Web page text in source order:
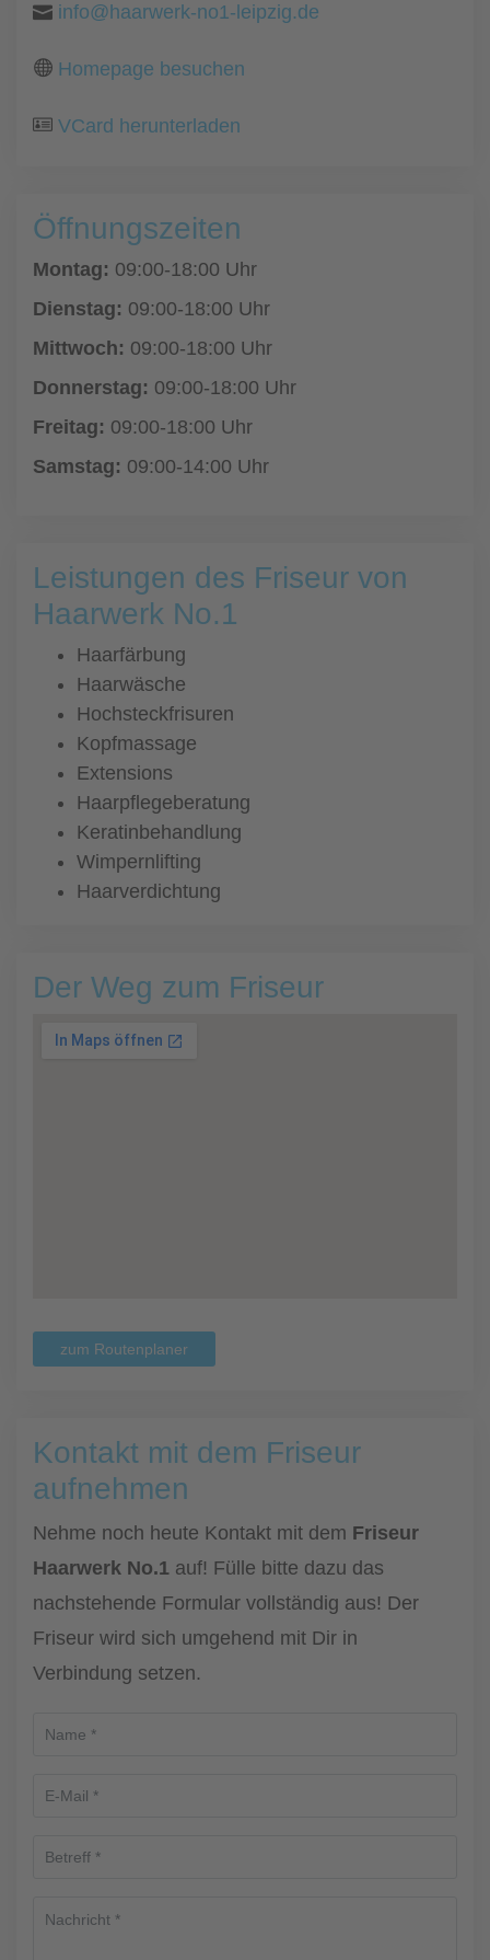
info@haarwerk-no1-leipzig.de
Homepage besuchen
VCard herunterladen
Öffnungszeiten
Montag: 09:00-18:00 Uhr
Dienstag: 09:00-18:00 Uhr
Mittwoch: 09:00-18:00 Uhr
Donnerstag: 09:00-18:00 Uhr
Freitag: 09:00-18:00 Uhr
Samstag: 09:00-14:00 Uhr
Leistungen des Friseur von
Haarwerk No.1
Haarfärbung
Haarwäsche
Hochsteckfrisuren
Kopfmassage
Extensions
Haarpflegeberatung
Keratinbehandlung
Wimpernlifting
Haarverdichtung
Der Weg zum Friseur
zum Routenplaner
Kontakt mit dem Friseur
aufnehmen
Nehme noch heute Kontakt mit dem Friseur
Haarwerk No.1 auf! Fülle bitte dazu das
nachstehende Formular vollständig aus! Der
Friseur wird sich umgehend mit Dir in
Verbindung setzen.